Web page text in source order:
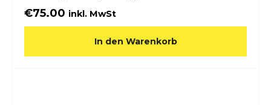
€75.00 inkl. MwSt
In den Warenkorb